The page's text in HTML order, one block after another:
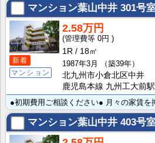
マンション葉山中井 301号
新着
マンション
2.58万円
0円
1R
18㎡
1987年3月
（築39年）
北九州市小倉北区中井
鹿児島本線 九州工大前
マンション葉山中井 403号